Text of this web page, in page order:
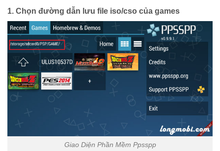
1. Chọn đường dẫn lưu file iso/cso của games
Giao Diện Phần Mềm Ppsspp